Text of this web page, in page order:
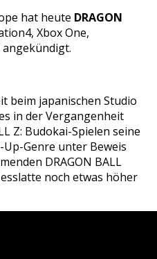
hat heute DRAGON
Xbox One,
angekündigt.
beim japanischen Studio
in der Vergangenheit
Z: Budokai-Spielen seine
Genre unter Beweis
DRAGON BALL
noch etwas höher